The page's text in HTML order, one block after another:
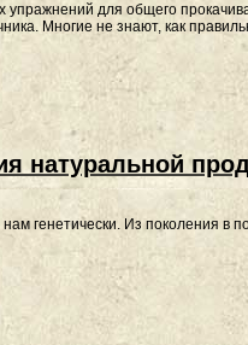
для общего
Многие не знают, как
натуральной
генетически. Из поколения